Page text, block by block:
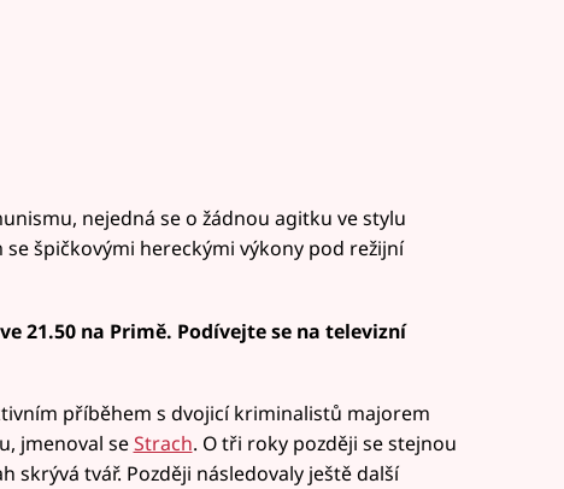
nejedná se o žádnou agitku ve stylu
špičkovými hereckými výkony pod režijní
21.50 na Primě. Podívejte se na televizní
příběhem s dvojicí kriminalistů majorem
jmenoval seStrach. O tři roky později se stejnou
skrývá tvář. Později následovaly ještě další